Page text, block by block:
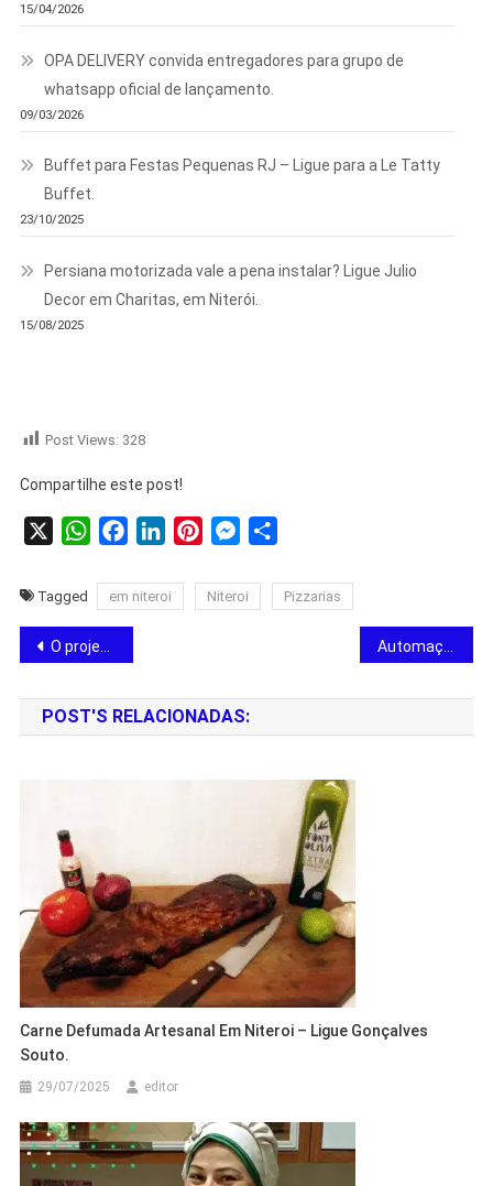
15/04/2026
OPA DELIVERY convida entregadores para grupo de
whatsapp oficial de lançamento.
09/03/2026
Buffet para Festas Pequenas RJ – Ligue para a Le Tatty
Buffet.
23/10/2025
Persiana motorizada vale a pena instalar? Ligue Julio
Decor em Charitas, em Niterói.
15/08/2025
Post Views: 328
Compartilhe este post!
WhatsAppFacebookLinkedInPinterestMessenger
Tagged em niteroi Niteroi Pizzarias
O projetor liga com pontos pretos na tela e desliga logo apos.
POST'S RELACIONADAS:
Carne Defumada Artesanal Em Niteroi – Ligue Gonçalves
Souto.
29/07/2025 editor